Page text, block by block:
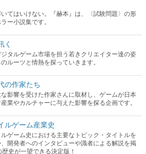
タルゲーム市場を担う若きクリエイター達の姿
ルーツと情熱を探っていきます。
作家たち
影響を受けた作家さんに取材し、ゲームが日本
業やカルチャーに与えた影響を探る企画です。
ルゲーム産業史
ゲーム史における主要なトピック・タイトルを
開発者へのインタビューや識者による解説を掲
り〜ゲームクリエイターの青春〜
ペンと箸』等で知られるマンガ家・田中圭一先
業界レポートマンガです。